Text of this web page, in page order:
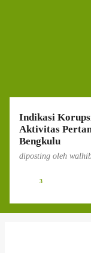
Indikasi
Aktivitas
Bengkulu
diposting oleh
3